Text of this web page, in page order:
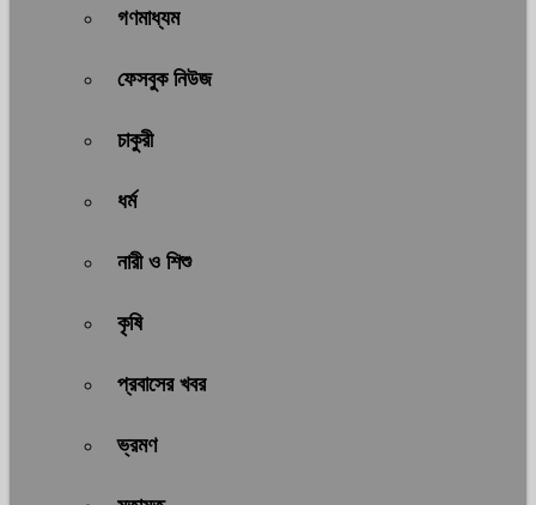
গণমাধ্যম
ফেসবুক নিউজ
চাকুরী
ধর্ম
নারী ও শিশু
কৃষি
প্রবাসের খবর
ভ্রমণ